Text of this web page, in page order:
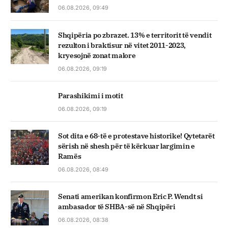
06.08.2026, 09:49
Shqipëria po zbrazet. 13% e territorit të vendit
rezulton i braktisur në vitet 2011-2023,
kryesojnë zonat malore
06.08.2026, 09:19
Parashikimi i motit
06.08.2026, 09:19
Sot dita e 68-të e protestave historike! Qytetarët
sërish në shesh për të kërkuar largimin e
Ramës
06.08.2026, 08:49
Senati amerikan konfirmon Eric P. Wendt si
ambasador të SHBA-së në Shqipëri
06.08.2026, 08:38